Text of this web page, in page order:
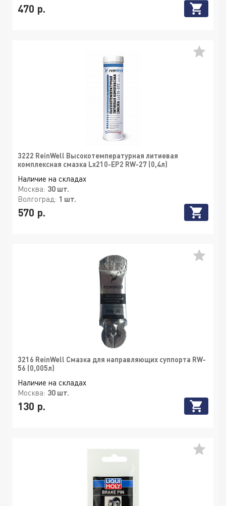
470 р.
3222 ReinWell Высокотемпературная литиевая
комплексная смазка Lx210-EP2 RW-27 (0,4л)
Наличие на складах
Москва: 30 шт.
Волгоград: 1 шт.
570 р.
3216 ReinWell Смазка для направляющих суппорта RW-
56 (0,005л)
Наличие на складах
Москва: 30 шт.
130 р.